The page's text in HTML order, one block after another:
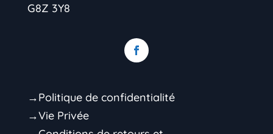
G8Z 3Y8
→Politique de confidentialité
→Vie Privée